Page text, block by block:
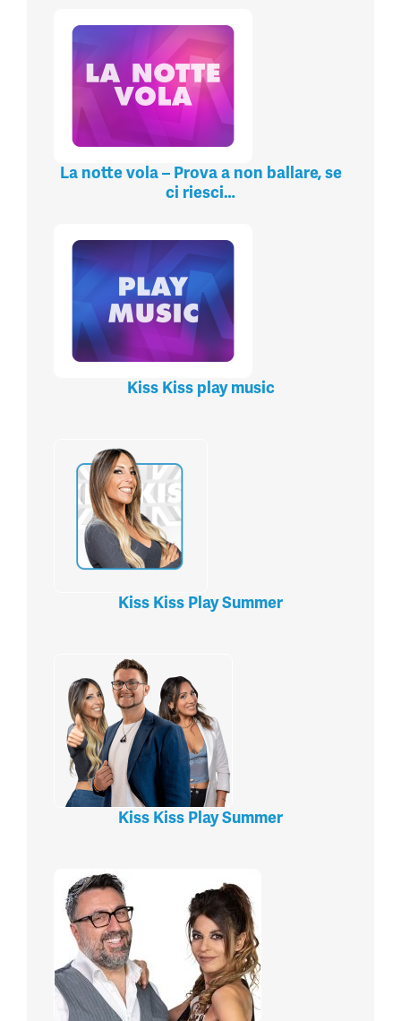
La notte vola – Prova a non ballare, se
ci riesci…
Kiss Kiss play music
Kiss Kiss Play Summer
Kiss Kiss Play Summer